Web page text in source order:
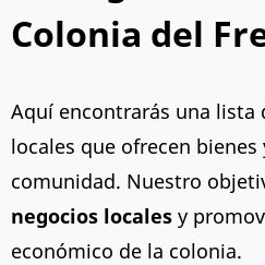
Colonia del
Aquí encontrarás una lista
locales que ofrecen bienes
comunidad. Nuestro
negocios locales y
económico de la colonia.